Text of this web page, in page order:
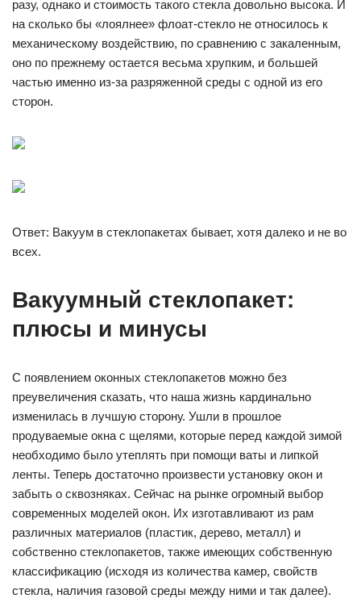
разу, однако и стоимость такого стекла довольно высока. И
на сколько бы «лоялнее» флоат-стекло не относилось к
механическому воздействию, по сравнению с закаленным,
оно по прежнему остается весьма хрупким, и большей
частью именно из-за разряженной среды с одной из его
сторон.
Ответ: Вакуум в стеклопакетах бывает, хотя далеко и не во
всех.
Вакуумный стеклопакет:
плюсы и минусы
С появлением оконных стеклопакетов можно без
преувеличения сказать, что наша жизнь кардинально
изменилась в лучшую сторону. Ушли в прошлое
продуваемые окна с щелями, которые перед каждой зимой
необходимо было утеплять при помощи ваты и липкой
ленты. Теперь достаточно произвести установку окон и
забыть о сквозняках. Сейчас на рынке огромный выбор
современных моделей окон. Их изготавливают из рам
различных материалов (пластик, дерево, металл) и
собственно стеклопакетов, также имеющих собственную
классификацию (исходя из количества камер, свойств
стекла, наличия газовой среды между ними и так далее).